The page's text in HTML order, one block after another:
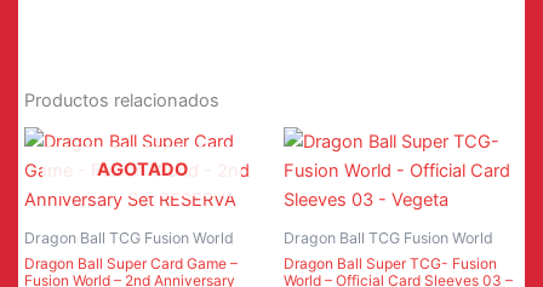
Productos relacionados
AGOTADO
Dragon Ball TCG Fusion World
Dragon Ball Super Card Game –
Fusion World – 2nd Anniversary
Dragon Ball TCG Fusion World
Dragon Ball Super TCG- Fusion
World – Official Card Sleeves 03 –